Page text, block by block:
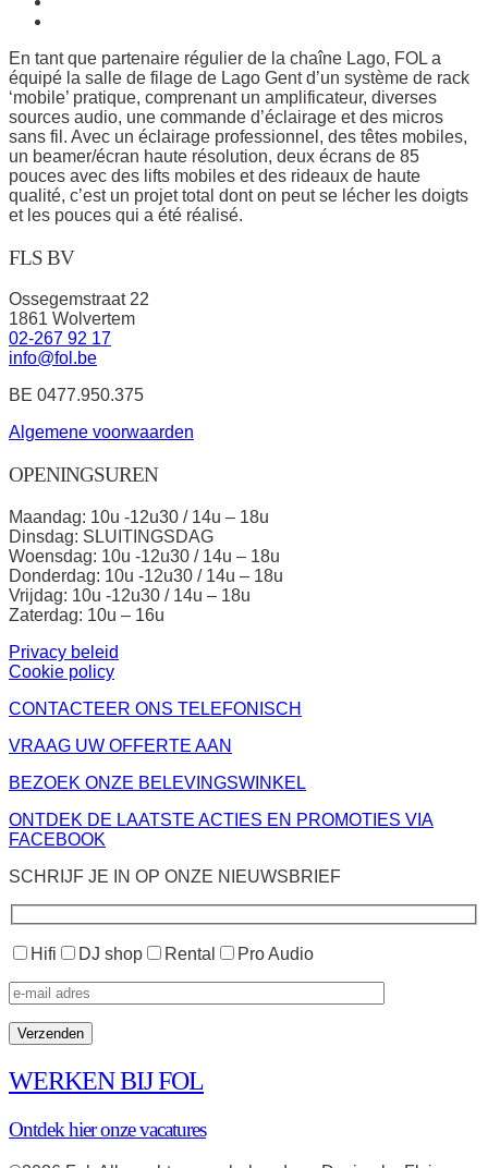
En tant que partenaire régulier de la chaîne Lago, FOL a
équipé la salle de filage de Lago Gent d’un système de rack
‘mobile’ pratique, comprenant un amplificateur, diverses
sources audio, une commande d’éclairage et des micros
sans fil. Avec un éclairage professionnel, des têtes mobiles,
un beamer/écran haute résolution, deux écrans de 85
pouces avec des lifts mobiles et des rideaux de haute
qualité, c’est un projet total dont on peut se lécher les doigts
et les pouces qui a été réalisé.
FLS BV
Ossegemstraat 22
1861 Wolvertem
02-267 92 17
info@fol.be
BE 0477.950.375
Algemene voorwaarden
OPENINGSUREN
Maandag: 10u -12u30 / 14u – 18u
Dinsdag: SLUITINGSDAG
Woensdag: 10u -12u30 / 14u – 18u
Donderdag: 10u -12u30 / 14u – 18u
Vrijdag: 10u -12u30 / 14u – 18u
Zaterdag: 10u – 16u
Privacy beleid
Cookie policy
CONTACTEER ONS TELEFONISCH
VRAAG UW OFFERTE AAN
BEZOEK ONZE BELEVINGSWINKEL
ONTDEK DE LAATSTE ACTIES EN PROMOTIES VIA
FACEBOOK
SCHRIJF JE IN OP ONZE NIEUWSBRIEF
Hifi DJ shop Rental Pro Audio
WERKEN BIJ FOL
Ontdek hier onze vacatures